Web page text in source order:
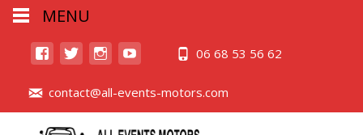
06 68 53 56 62
contact@all-events-motors.com
MENU